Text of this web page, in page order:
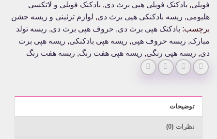
فویلی, بادکنک فویلی هپی برث دی, بادکنک فویلی و لاتکسی
هلیومی, ریسه بادکنکی هپی برث دی, لوازم تزئینی و ریسه جشن
برچسب: بادکنک هپی برث دی, حروف هپی برث دی, ریسه تولد
مبارک, ریسه حروف هپی, ریسه هپی بادکنکی, ریسه هپی برت
دی, ریسه هپی رنگی, ریسه هپی هفت رنگ, ریسه هفت رنگ
توضیحات
نظرات (0)